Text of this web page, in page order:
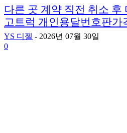
다른 곳 계약 직전 취소 후
고트럭 개인용달번호판가
YS 디젤 - 2026년 07월 30일
0